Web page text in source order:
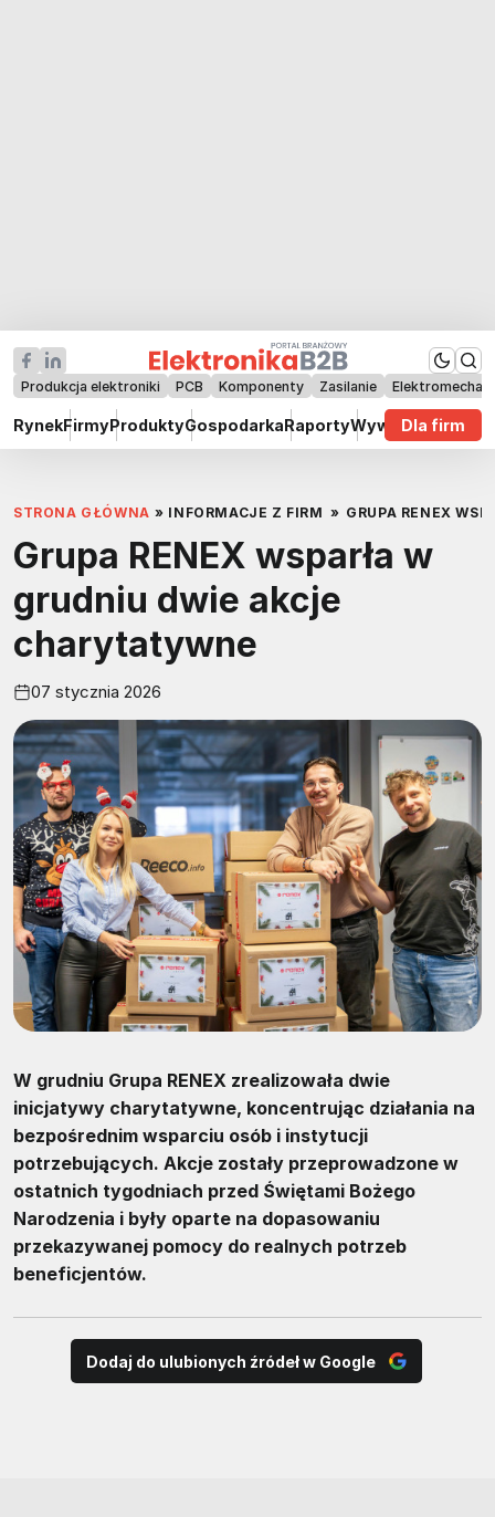
Produkcja elektroniki PCB Komponenty Zasilanie
RynekFirmyProduktyGospodarkaRaportyWywiadyDla firm
STRONA GŁÓWNA » INFORMACJE Z FIRM » GRUPA RENEX
Grupa RENEX wsparła w
grudniu dwie akcje
charytatywne
07 stycznia 2026
W grudniu Grupa RENEX zrealizowała dwie
inicjatywy charytatywne, koncentrując działania na
bezpośrednim wsparciu osób i instytucji
potrzebujących. Akcje zostały przeprowadzone w
ostatnich tygodniach przed Świętami Bożego
Narodzenia i były oparte na dopasowaniu
przekazywanej pomocy do realnych potrzeb
beneficjentów.
Dodaj do ulubionych źródeł w Google